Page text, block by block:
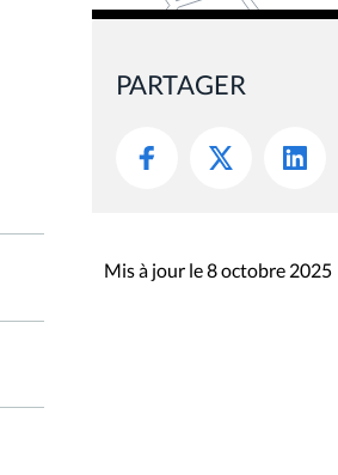
PARTAGER
Mis à jour le 8 octobre 2025